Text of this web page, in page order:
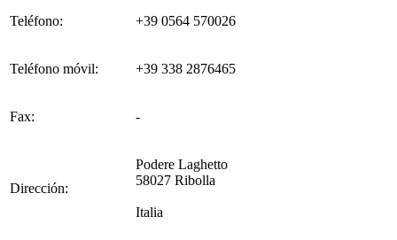
Teléfono: +39 0564 570026
Teléfono móvil: +39 338 2876465
Fax: -
Dirección:
Podere Laghetto
58027 Ribolla
Italia